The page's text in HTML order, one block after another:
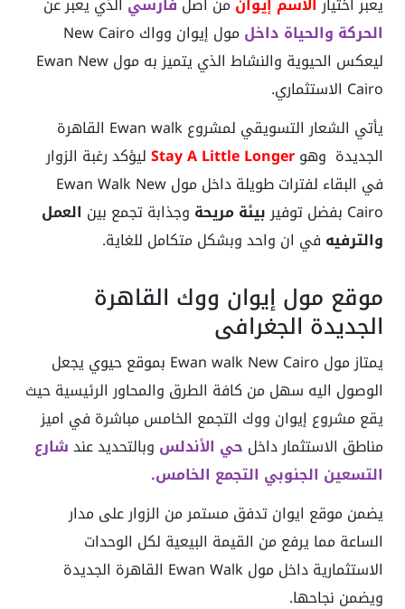
الحركة والحياة داخل
مول إيوان وواك New Cairo
ليعكس الحيوية والنشاط الذي يتميز به مول Ewan New
Cairo الاستثماري.
يأتي الشعار التسويقي لمشروع Ewan walk القاهرة
الجديدة وهوStay A Little Longerليؤكد رغبة الزوار
في البقاء لفترات طويلة داخل مول Ewan Walk New
Cairo بفضل توفير
بيئة مريحة وجذابة تجمع بين العمل
والترفيه في ان واحد وبشكل متكامل للغاية.
موقع مول إيوان ووك القاهرة
الجديدة الجغرافي
يمتاز مول Ewan walk New Cairo بموقع حيوي يجعل
الوصول اليه سهل من كافة الطرق والمحاور الرئيسية حيث
يقع مشروع إيوان ووك التجمع الخامس مباشرة في اميز
مناطق الاستثمار داخل حي الأندلس وبالتحديد عندشارع
التسعين الجنوبي التجمع الخامس.
يضمن موقع ايوان تدفق مستمر من الزوار على مدار
الساعة مما يرفع من القيمة البيعية لكل الوحدات
الاستثمارية داخل مول Ewan Walk القاهرة الجديدة
ويضمن نجاحها.